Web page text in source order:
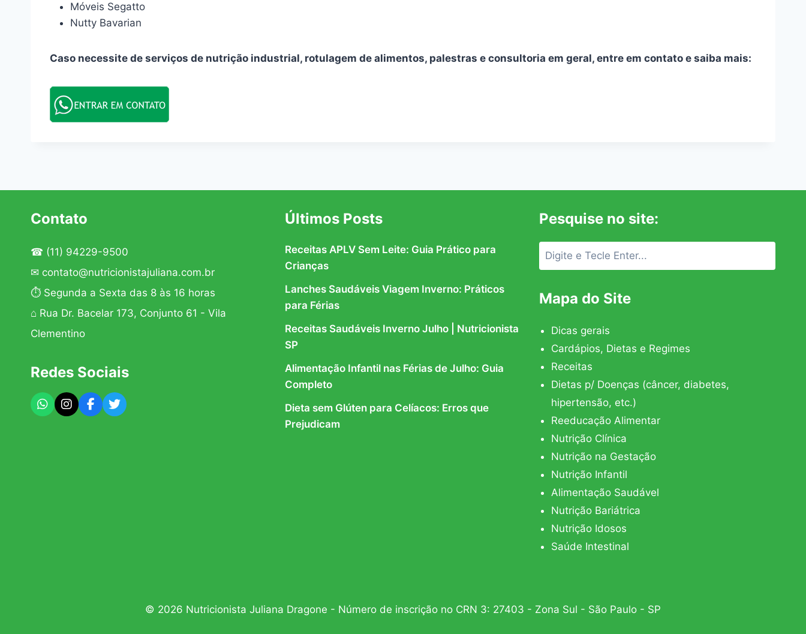
Móveis Segatto
Nutty Bavarian
Caso necessite de serviços de nutrição industrial, rotulagem de alimentos, palestras e consultoria em geral, entre em contato e saiba mais:
Contato
☎ (11) 94229-9500
✉ contato@nutricionistajuliana.com.br
⏱ Segunda a Sexta das 8 às 16 horas
⌂ Rua Dr. Bacelar 173, Conjunto 61 - Vila
Clementino
Redes Sociais
Últimos Posts
Receitas APLV Sem Leite: Guia Prático para
Crianças
Lanches Saudáveis Viagem Inverno: Práticos
para Férias
Receitas Saudáveis Inverno Julho | Nutricionista
SP
Alimentação Infantil nas Férias de Julho: Guia
Completo
Dieta sem Glúten para Celíacos: Erros que
Prejudicam
Pesquise no site:
Mapa do Site
Dicas gerais
Cardápios, Dietas e Regimes
Receitas
Dietas p/ Doenças (câncer, diabetes,
hipertensão, etc.)
Reeducação Alimentar
Nutrição Clínica
Nutrição na Gestação
Nutrição Infantil
Alimentação Saudável
Nutrição Bariátrica
Nutrição Idosos
Saúde Intestinal
© 2026 Nutricionista Juliana Dragone - Número de inscrição no CRN 3: 27403 - Zona Sul - São Paulo - SP